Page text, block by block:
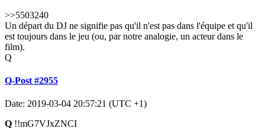
>>5503240
Un départ du DJ ne signifie pas qu'il n'est pas dans l'équipe et qu'il
est toujours dans le jeu (ou, par notre analogie, un acteur dans le
film).
Q
Q-Post #2955
Date: 2019-03-04 20:57:21 (UTC +1)
Q !!mG7VJxZNCI